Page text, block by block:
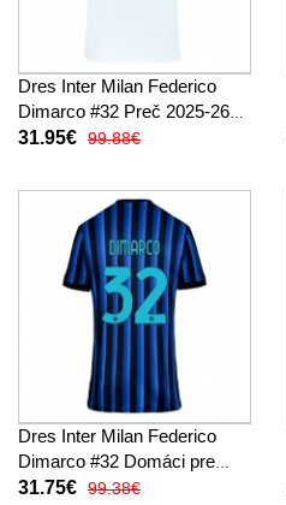
Dres Inter Milan Federico
Dimarco #32 Preč 2025-26
Krátky Rukáv
31.95€ 99.88€
Dres Inter Milan Federico
Dimarco #32 Domáci pre
Ženy 2025-26 Krátky Rukáv
31.75€ 99.38€